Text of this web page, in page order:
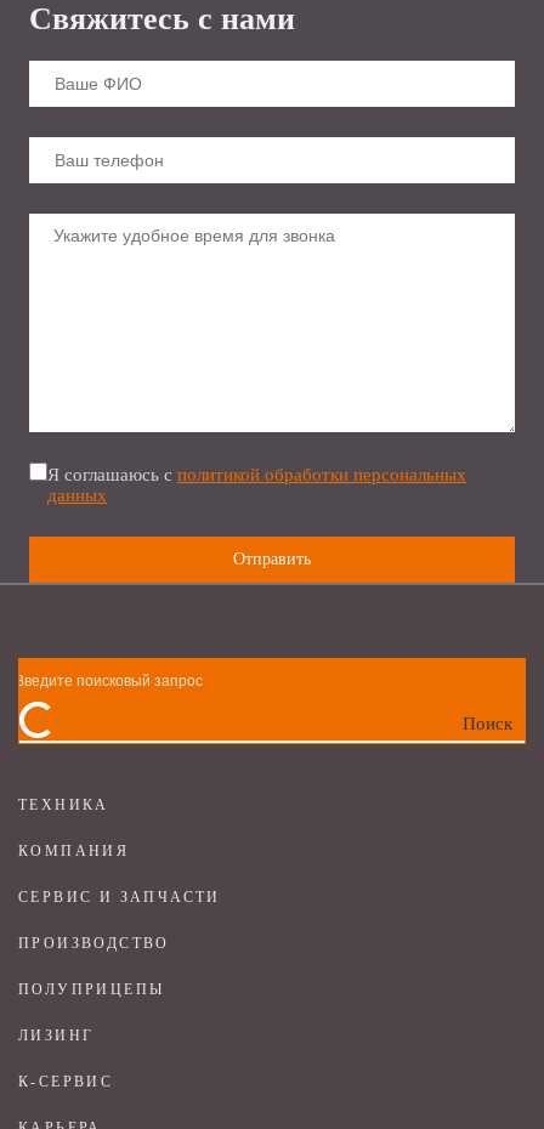
Свяжитесь с нами
Я соглашаюсь с политикой обработки персональных
данных
ТЕХНИКА
КОМПАНИЯ
СЕРВИС И ЗАПЧАСТИ
ПРОИЗВОДСТВО
ПОЛУПРИЦЕПЫ
ЛИЗИНГ
К-СЕРВИС
Поиск